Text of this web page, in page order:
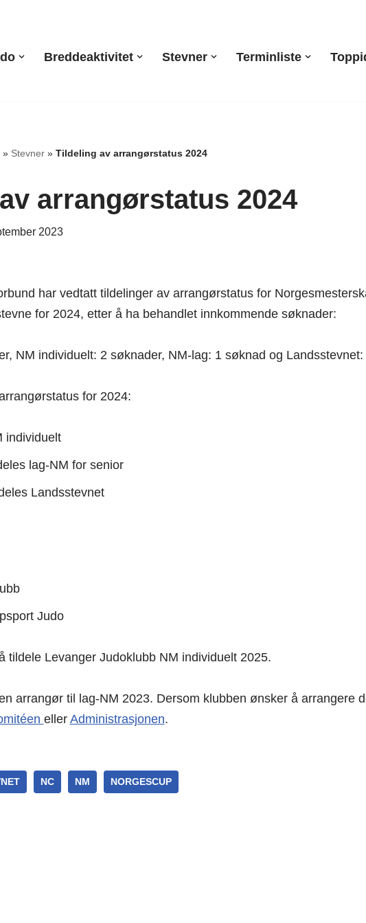
Breddeaktivitet Stevner Terminliste
» Stevner» Tildeling av arrangørstatus 2024
arrangørstatus 2024
2023
har vedtatt tildelinger av arrangørstatus for
for 2024, etter å ha behandlet innkommende søknader:
NM individuelt: 2 søknader, NM-lag: 1 søknad og
for 2024:
individuelt
lag-NM for senior
Landsstevnet
Judo
tildele Levanger Judoklubb NM individuelt 2025.
arrangør til lag-NM 2023. Dersom klubben ønsker å arrangere
eller Administrasjonen.
NC NM NORGESCUP